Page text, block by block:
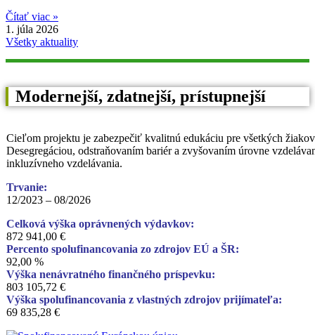
Čítať viac »
1. júla 2026
Všetky aktuality
Modernejší, zdatnejší, prístupnejší
Cieľom projektu je zabezpečiť kvalitnú edukáciu pre všetkých
Desegregáciou, odstraňovaním bariér a zvyšovaním úrovne
inkluzívneho vzdelávania.
Trvanie:
12/2023 – 08/2026
Celková výška oprávnených výdavkov:
872 941,00 €
Percento spolufinancovania zo zdrojov EÚ a ŠR:
92,00 %
Výška nenávratného finančného príspevku:
803 105,72 €
Výška spolufinancovania z vlastných zdrojov prijímateľa:
69 835,28 €